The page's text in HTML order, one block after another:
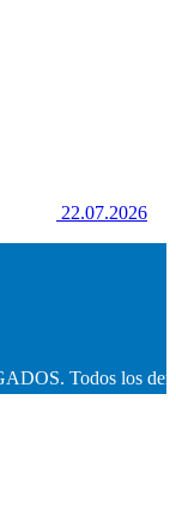
22.07.2026
Todos los derechos